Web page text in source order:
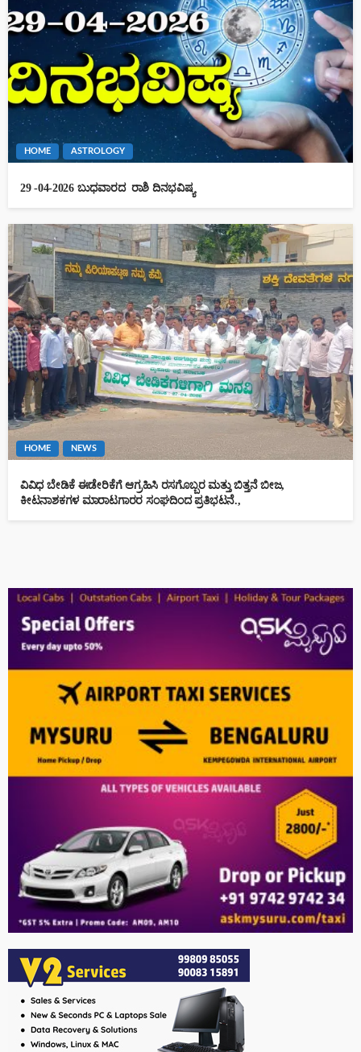
HOME ASTROLOGY
29 -04-2026 ಬುಧವಾರದ ರಾಶಿ ದಿನಭವಿಷ್ಯ
HOME NEWS
ವಿವಿಧ ಬೇಡಿಕೆ ಈಡೇರಿಕೆಗೆ ಆಗ್ರಹಿಸಿ ರಸಗೊಬ್ಬರ ಮತ್ತು ಬಿತ್ತನೆ ಬೀಜ,
ಕೀಟನಾಶಕಗಳ ಮಾರಾಟಗಾರರ ಸಂಘದಿಂದ ಪ್ರತಿಭಟನೆ.,